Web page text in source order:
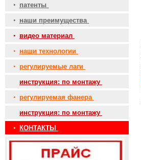
• патенты
• наши преимущества
• видео материал
• наши технологии
• регулируемые лаги
инструкция: по монтажу
• регулируемая фанера
инструкция: по монтажу
•
КОНТАКТЫ